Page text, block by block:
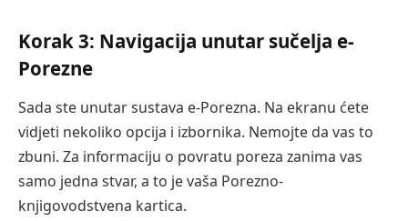
Korak 3: Navigacija unutar sučelja e-
Porezne
Sada ste unutar sustava e-Porezna. Na ekranu ćete
vidjeti nekoliko opcija i izbornika. Nemojte da vas to
zbuni. Za informaciju o povratu poreza zanima vas
samo jedna stvar, a to je vaša Porezno-
knjigovodstvena kartica.